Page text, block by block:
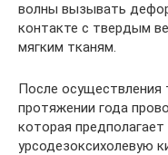
волны вызывать
контакте с твердым
мягким тканям.
После осуществления
протяжении года
которая
урсодезоксихолевую